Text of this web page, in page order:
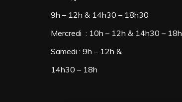
9h – 12h & 14h30 – 18h30
Mercredi : 10h – 12h & 14h30 – 18h
Samedi : 9h – 12h &
14h30 – 18h